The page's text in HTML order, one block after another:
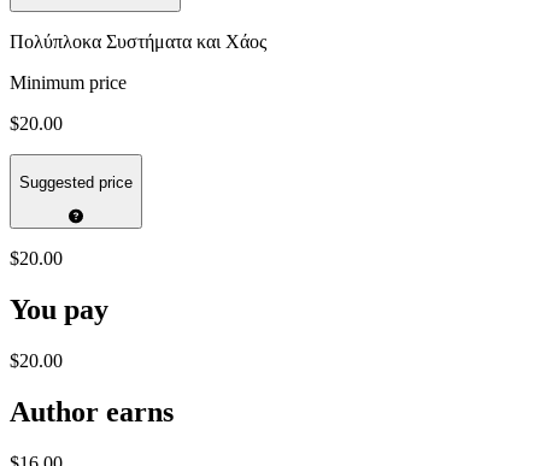
Πολύπλοκα Συστήματα και Χάος
Minimum price
$20.00
Suggested price
$20.00
You pay
$20.00
Author earns